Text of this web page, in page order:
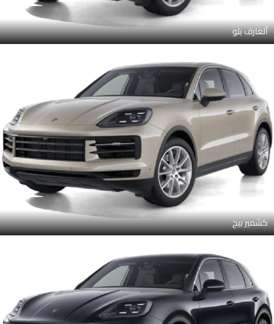
ألغارف بلو
كشمير بيج